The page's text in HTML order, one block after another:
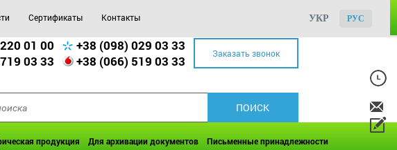
Сертификаты Контакты УКР РУС
01 00
+38 (098) 029 03 33
03 33
+38 (066) 519 03 33 Заказать звонок
продукция Для архивации документов Письменные принадлежности